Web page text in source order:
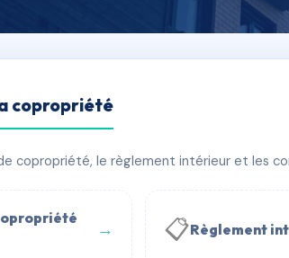
JEAN BARTH
Martin
💬 WhatsApp
copropriété
copropriété, le règlement intérieur et les
→ 📋Règlement